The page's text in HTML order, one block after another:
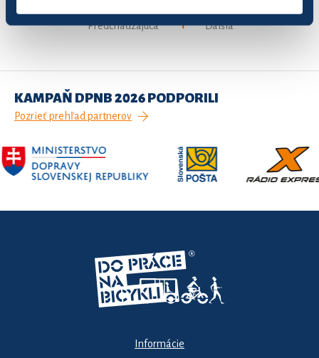
Predchádzajúca 1 Ďalšia
KAMPAŇ DPNB 2026 PODPORILI
Pozrieť prehľad partnerov
Informácie